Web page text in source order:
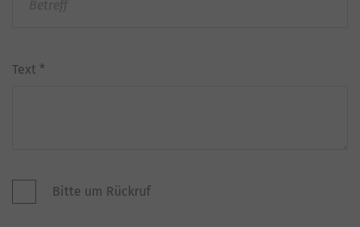
Text *
Bitte um Rückruf